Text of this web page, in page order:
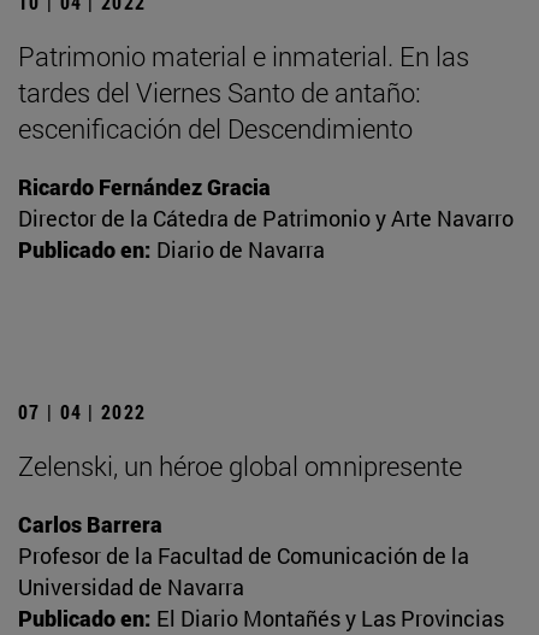
Patrimonio material e inmaterial. En las
tardes del Viernes Santo de antaño:
escenificación del Descendimiento
Ricardo Fernández Gracia
Director de la Cátedra de Patrimonio y Arte Navarro
Publicado en: Diario de Navarra
07 | 04 | 2022
Zelenski, un héroe global omnipresente
Carlos Barrera
Profesor de la Facultad de Comunicación de la
Universidad de Navarra
Publicado en: El Diario Montañés y Las Provincias